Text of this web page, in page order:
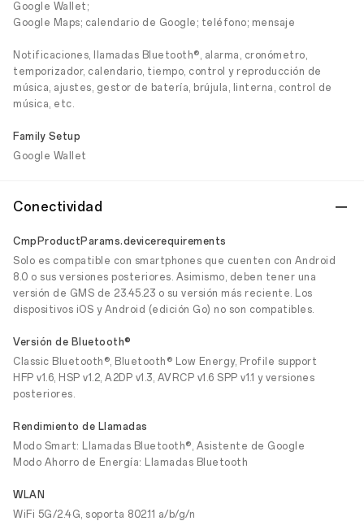
Google Wallet;
Google Maps; calendario de Google; teléfono; mensaje
Notificaciones, llamadas Bluetooth®, alarma, cronómetro,
temporizador, calendario, tiempo, control y reproducción de
música, ajustes, gestor de batería, brújula, linterna, control de
música, etc.
Family Setup
Google Wallet
Conectividad
CmpProductParams.devicerequirements
Solo es compatible con smartphones que cuenten con Android
8.0 o sus versiones posteriores. Asimismo, deben tener una
versión de GMS de 23.45.23 o su versión más reciente. Los
dispositivos iOS y Android (edición Go) no son compatibles.
Versión de Bluetooth®
Classic Bluetooth®, Bluetooth® Low Energy, Profile support
HFP v1.6, HSP v1.2, A2DP v1.3, AVRCP v1.6 SPP v1.1 y versiones
posteriores.
Rendimiento de Llamadas
Modo Smart: Llamadas Bluetooth®, Asistente de Google
Modo Ahorro de Energía: Llamadas Bluetooth
WLAN
WiFi 5G/2.4G, soporta 802.11 a/b/g/n